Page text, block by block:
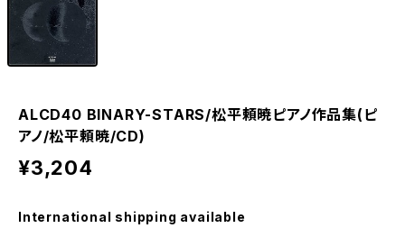
ALCD40 BINARY-STARS/松平頼暁ピアノ作品集(ピ
アノ/松平頼暁/CD)
¥3,204
International shipping available